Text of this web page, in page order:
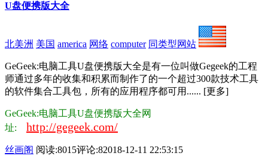
U盘便携版大全
北美洲 美国 america 网络 computer 同类型网站
GeGeek:电脑工具U盘便携版大全是有一位叫做Gegeek的工程
师通过多年的收集和积累而制作了的一个超过300款技术工具
的软件集合工具包，所有的应用程序都可用...... [更多]
GeGeek:电脑工具U盘便携版大全网
址: http://gegeek.com/
丝画阁 阅读:8015评论:82018-12-11 22:53:15